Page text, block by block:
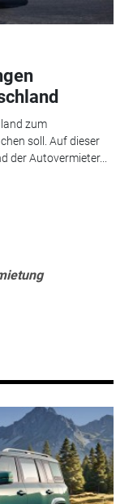
zum
soll. Auf dieser
der Autovermieter...